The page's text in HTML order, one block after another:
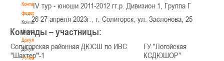
Контакты
федерации
Контакты
федерации
Документы
Документы
Устав
IV тур - юноши 2011-2012 гг.р. Дивизион 1, Группа Г
26-27 апреля 2023г., г. Солигорск, ул. Заслонова, 25
Команды – участницы:
Солигорская районная ДЮСШ по ИВС
"Шахтер"-1
ГУ "Логойская
КСДЮШОР"